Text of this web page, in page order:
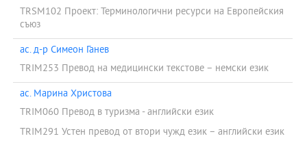
TRSM102 Проект: Терминологични ресурси на Европейския
съюз
ас. д-р Симеон Ганев
TRIM253 Превод на медицински текстове – немски език
ас. Марина Христова
TRIM060 Превод в туризма - английски език
TRIM291 Устен превод от втори чужд език – английски език